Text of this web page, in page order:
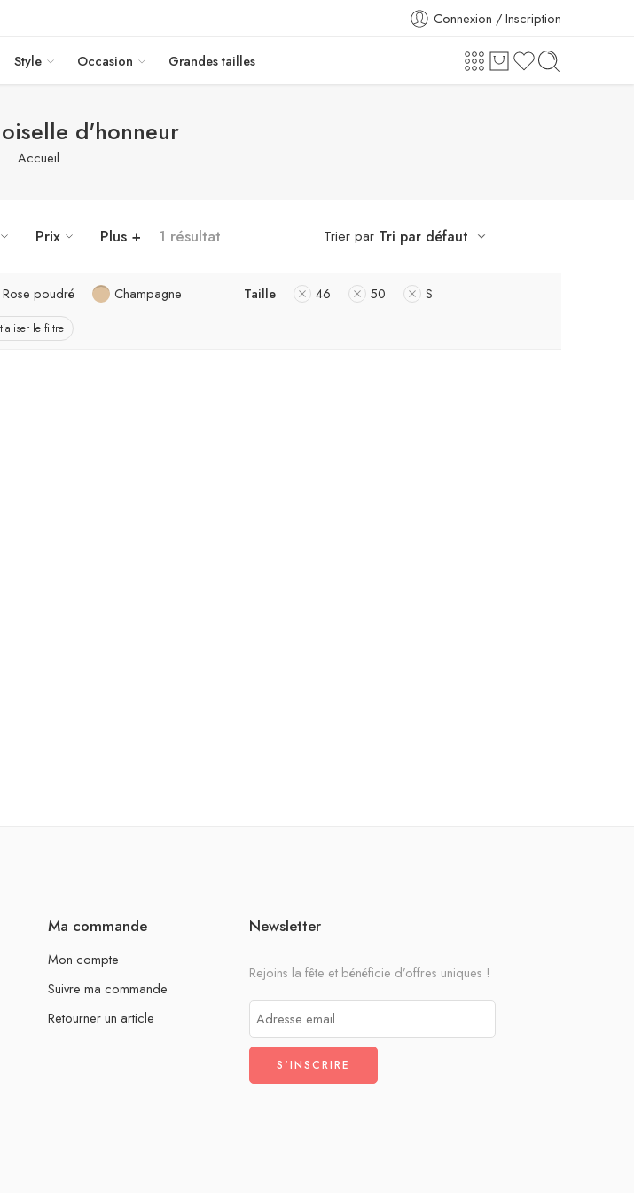
Connexion / Inscription
Style Occasion Grandes tailles
d'honneur
Accueil
Prix Plus + 1 résultat Trier par Tri par défaut
Rose poudré Champagne Taille 46 50
S
le filtre
Ma commande
Mon compte
Suivre ma commande
Retourner un article
Newsletter
Rejoins la fête et bénéficie d’offres uniques !